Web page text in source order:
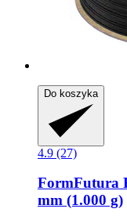
Do koszyka
4.9 (27)
FormFutura
mm (1.000 g)